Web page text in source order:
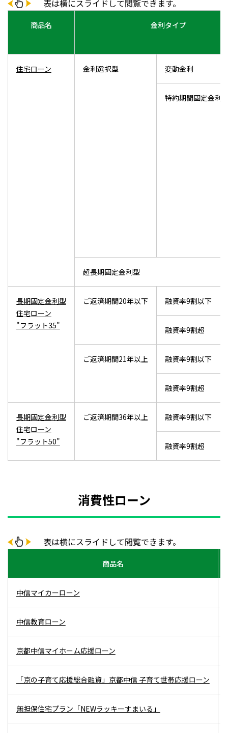
表は横にスライドして閲覧できます。
商品名 金利タイプ
住宅ローン 金利選択型 変動金利
特約期間固定金利
超長期固定金利型
長期固定金利型
住宅ローン
"フラット35"
ご返済期間20年以下 融資率9割以下
融資率9割超
ご返済期間21年以上 融資率9割以下
融資率9割超
長期固定金利型
住宅ローン
"フラット50"
ご返済期間36年以上 融資率9割以下
融資率9割超
消費性ローン
表は横にスライドして閲覧できます。
商品名
中信マイカーローン
中信教育ローン
京都中信マイホーム応援ローン
「京の子育て応援総合融資」京都中信 子育て世帯応援ローン
無担保住宅プラン「NEWラッキーすまいる」